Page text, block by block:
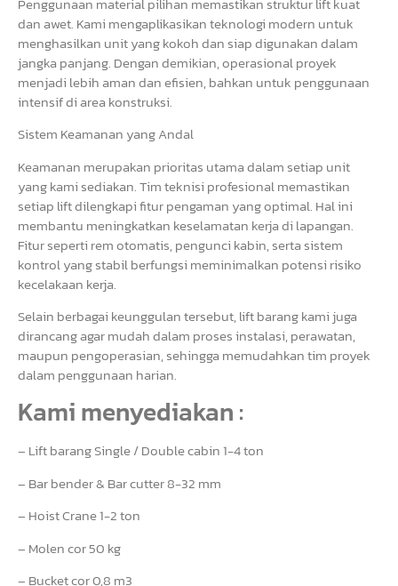
dan awet. Kami mengaplikasikan teknologi modern untuk
menghasilkan unit yang kokoh dan siap digunakan dalam
jangka panjang. Dengan demikian, operasional proyek
menjadi lebih aman dan efisien, bahkan untuk penggunaan
intensif di area konstruksi.
Sistem Keamanan yang Andal
Keamanan merupakan prioritas utama dalam setiap unit
yang kami sediakan. Tim teknisi profesional memastikan
setiap lift dilengkapi fitur pengaman yang optimal. Hal ini
membantu meningkatkan keselamatan kerja di lapangan.
Fitur seperti rem otomatis, pengunci kabin, serta sistem
kontrol yang stabil berfungsi meminimalkan potensi risiko
kecelakaan kerja.
Selain berbagai keunggulan tersebut, lift barang kami juga
dirancang agar mudah dalam proses instalasi, perawatan,
maupun pengoperasian, sehingga memudahkan tim proyek
dalam penggunaan harian.
Kami menyediakan :
– Lift barang Single / Double cabin 1-4 ton
– Bar bender & Bar cutter 8-32 mm
– Hoist Crane 1-2 ton
– Molen cor 50 kg
– Bucket cor 0,8 m3